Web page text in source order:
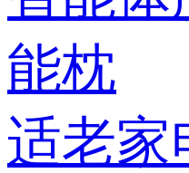
能枕
适老家